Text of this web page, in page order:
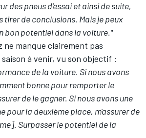
des pneus d'essai et ainsi de suite,
tirer de conclusions. Mais je peux
bon potentiel dans la voiture."
ne manque clairement pas
à venir, vu son objectif :
de la voiture. Si nous avons
bonne pour remporter le
de le gagner. Si nous avons une
pour la deuxième place, m'assurer de
Surpasser le potentiel de la